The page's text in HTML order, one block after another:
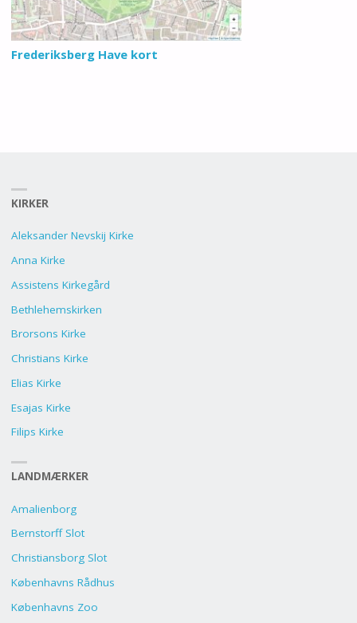
Frederiksberg Have kort
KIRKER
Aleksander Nevskij Kirke
Anna Kirke
Assistens Kirkegård
Bethlehemskirken
Brorsons Kirke
Christians Kirke
Elias Kirke
Esajas Kirke
Filips Kirke
LANDMÆRKER
Amalienborg
Bernstorff Slot
Christiansborg Slot
Københavns Rådhus
Københavns Zoo